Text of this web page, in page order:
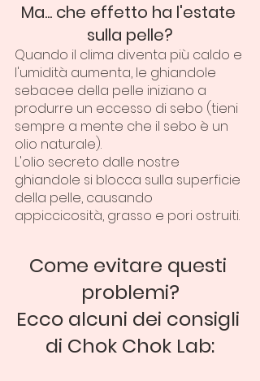
Ma... che effetto ha l'estate
sulla pelle?
Quando il clima diventa più caldo e
l'umidità aumenta, le ghiandole
sebacee della pelle iniziano a
produrre un eccesso di sebo (tieni
sempre a mente che il sebo è un
olio naturale).
L'olio secreto dalle nostre
ghiandole si blocca sulla superficie
della pelle, causando
appiccicosità, grasso e pori ostruiti.
Come evitare questi
problemi?
Ecco alcuni dei consigli
di Chok Chok Lab: